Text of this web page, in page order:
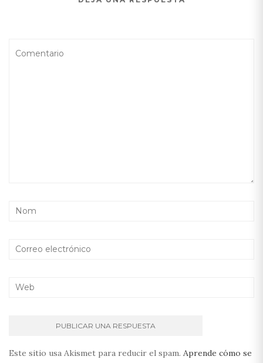
Este sitio usa Akismet para reducir el spam. Aprende cómo se